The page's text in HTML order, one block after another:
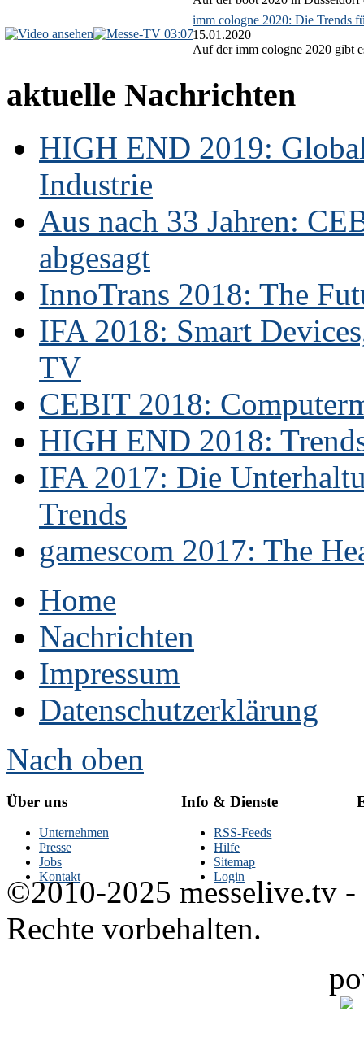
03:07
imm cologne 2020: Die Trends
15.01.2020
Auf der imm cologne 2020 gibt
aktuelle Nachrichten
HIGH END 2019:
Industrie
Aus nach 33 Jahren:
abgesagt
InnoTrans 2018: The
IFA 2018: Smart
TV
CEBIT 2018:
HIGH END 2018:
IFA 2017: Die
Trends
gamescom 2017: The
Home
Nachrichten
Impressum
Datenschutzerklärung
Nach oben
Über uns
Unternehmen
Presse
Jobs
Kontakt
Info & Dienste
RSS-Feeds
Hilfe
Sitemap
Login
©2010-2025 messelive.tv -
Rechte vorbehalten.